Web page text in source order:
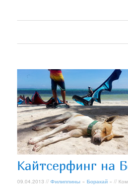
Кайтсерфинг на
09.04.2013 //Филиппины »Боракай » //